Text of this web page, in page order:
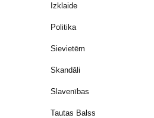
Izklaide
Politika
Sievietēm
Skandāli
Slavenības
Tautas Balss